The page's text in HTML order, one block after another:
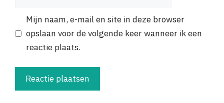
Mijn naam, e-mail en site in deze browser
opslaan voor de volgende keer wanneer ik een
reactie plaats.